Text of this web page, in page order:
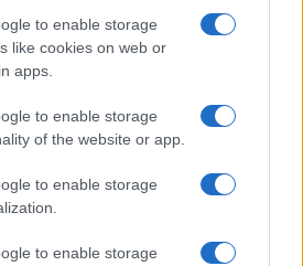
to enable storage
like cookies on web or
apps.
to enable storage
of the website or app.
to enable storage
to enable storage
és természetközeliség –
építésszel
szabott parasztház,
gazdag szakmai pályafutásából.